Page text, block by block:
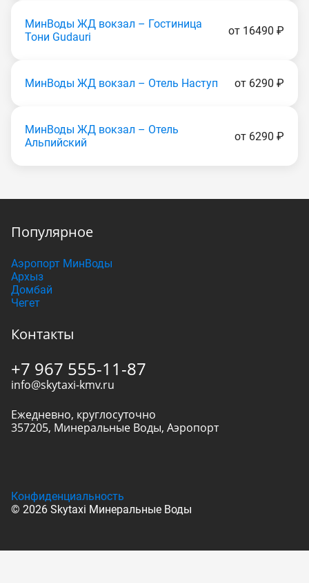
МинВоды ЖД вокзал – Гостиница
Тони Gudаuri
от 16490 ₽
МинВоды ЖД вокзал – Отель Наступ от 6290 ₽
МинВоды ЖД вокзал – Отель
Альпийский
от 6290 ₽
Популярное
Аэропорт МинВоды
Архыз
Домбай
Чегет
Контакты
+7 967 555-11-87
info@skytaxi-kmv.ru
Ежедневно, круглосуточно
357205, Минеральные Воды, Аэропорт
© 2026 Skytaxi Минеральные Воды
Конфиденциальность